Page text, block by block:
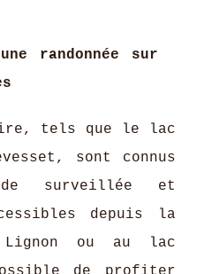
randonnée sur
tels que le lac
sont connus
surveillée et
depuis la
Lignon ou au lac